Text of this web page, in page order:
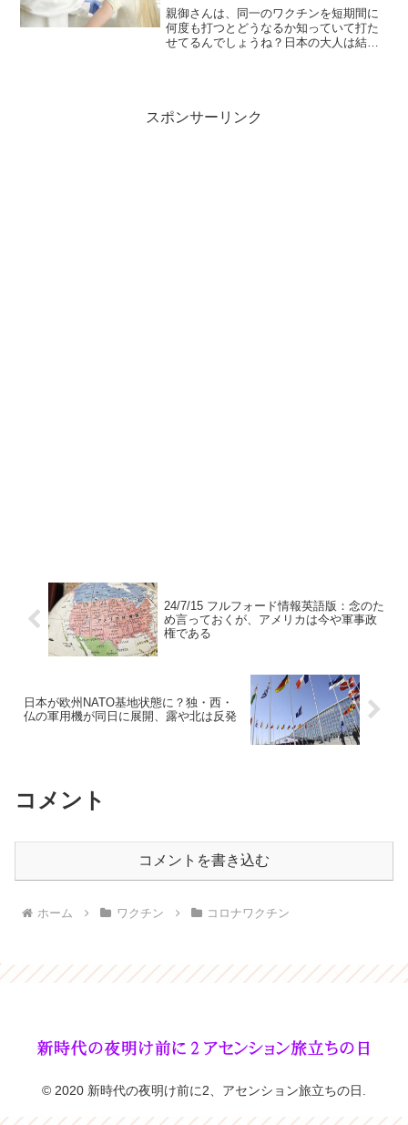
ね？
親御さんは、同一のワクチンを短期間に
何度も打つとどうなるか知っていて打た
せてるんでしょうね？日本の大人は結局
スポンサーリンク
24/7/15 フルフォード情報英語版：念のた
め言っておくが、アメリカは今や軍事政
権である
日本が欧州NATO基地状態に？独・西・
仏の軍用機が同日に展開、露や北は反発
コメント
コメントを書き込む
ホーム ワクチン コロナワクチン
© 2020 新時代の夜明け前に2、アセンション旅立ちの日.